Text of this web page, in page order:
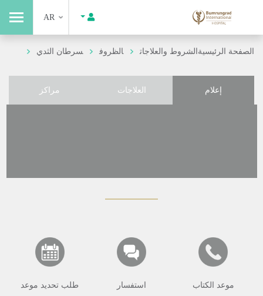
AR
الصفحة الرئيسيةالشروط والعلاجات الظروف سرطان الثدي
إعلام العلاجات مراكز
موعد الكتاب استفسار طلب تحديد موعد